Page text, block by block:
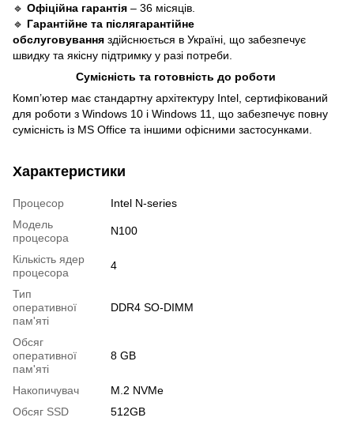
🔹 Офіційна гарантія – 36 місяців.
🔹 Гарантійне та післягарантійне
обслуговування здійснюється в Україні, що забезпечує
швидку та якісну підтримку у разі потреби.
Сумісність та готовність до роботи
Комп’ютер має стандартну архітектуру Intel, сертифікований
для роботи з Windows 10 і Windows 11, що забезпечує повну
сумісність із MS Office та іншими офісними застосунками.
Характеристики
Процесор
Intel N-series
Модель
процесора
N100
Кількість ядер
процесора
4
Тип
оперативної
пам'яті
DDR4 SO-DIMM
Обсяг
оперативної
пам'яті
8 GB
Накопичувач
M.2 NVMe
Обсяг SSD
512GB